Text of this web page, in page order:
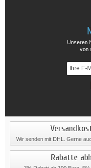
Unseren
von
Wir senden mit DHL. Gerne
Rabatte